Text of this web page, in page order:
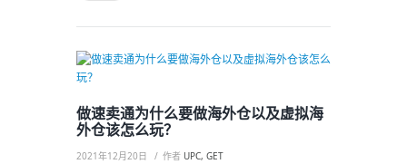
做速卖通为什么要做海外仓以及虚拟海
外仓该怎么玩？
2021年12月20日 作者 UPC, GET